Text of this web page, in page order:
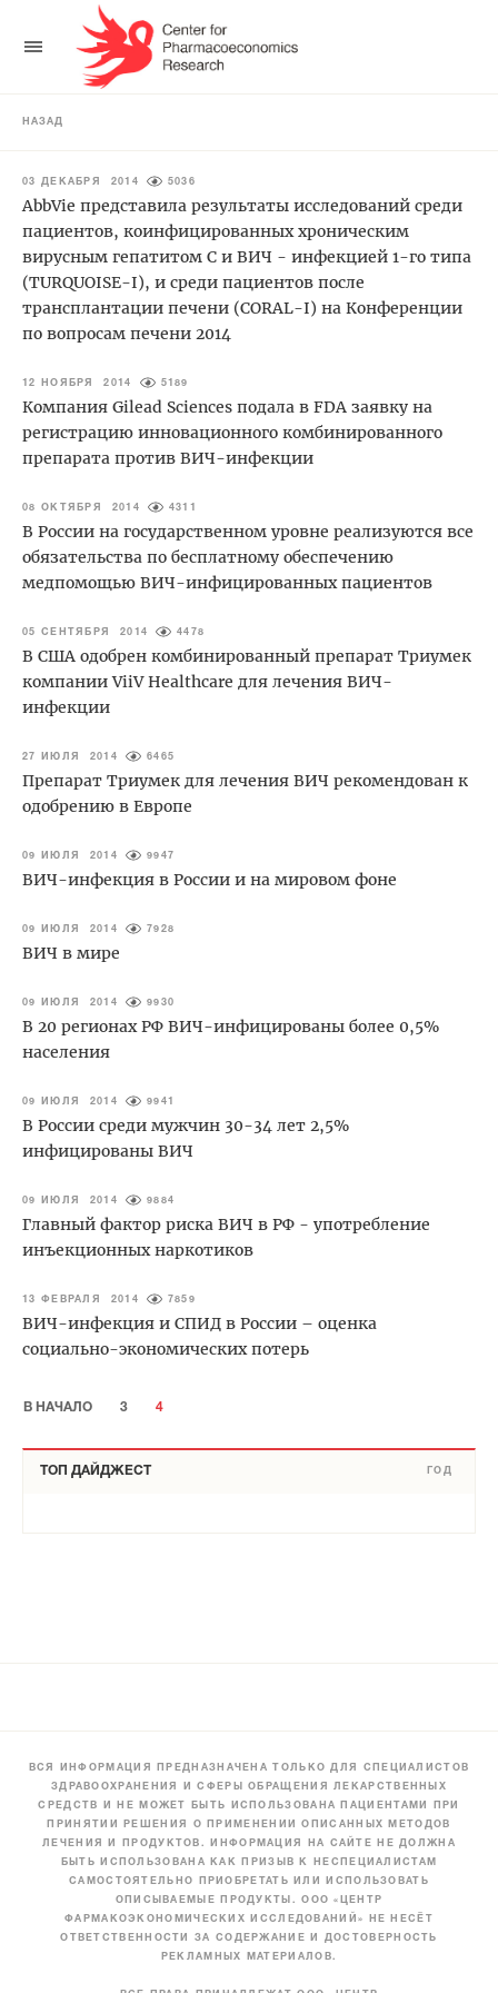
НАЗАД
03 ДЕКАБРЯ 2014 5036
AbbVie представила результаты исследований среди
пациентов, коинфицированных хроническим
вирусным гепатитом С и ВИЧ - инфекцией 1-го типа
(TURQUOISE-I), и среди пациентов после
трансплантации печени (CORAL-I) на Конференции
по вопросам печени 2014
12 НОЯБРЯ 2014 5189
Компания Gilead Sciences подала в FDA заявку на
регистрацию инновационного комбинированного
препарата против ВИЧ-инфекции
08 ОКТЯБРЯ 2014 4311
В России на государственном уровне реализуются все
обязательства по бесплатному обеспечению
медпомощью ВИЧ-инфицированных пациентов
05 СЕНТЯБРЯ 2014 4478
В США одобрен комбинированный препарат Триумек
компании ViiV Healthcare для лечения ВИЧ-
инфекции
27 ИЮЛЯ 2014 6465
Препарат Триумек для лечения ВИЧ рекомендован к
одобрению в Европе
09 ИЮЛЯ 2014 9947
ВИЧ-инфекция в России и на мировом фоне
09 ИЮЛЯ 2014 7928
ВИЧ в мире
09 ИЮЛЯ 2014 9930
В 20 регионах РФ ВИЧ-инфицированы более 0,5%
населения
09 ИЮЛЯ 2014 9941
В России среди мужчин 30-34 лет 2,5%
инфицированы ВИЧ
09 ИЮЛЯ 2014 9884
Главный фактор риска ВИЧ в РФ - употребление
инъекционных наркотиков
13 ФЕВРАЛЯ 2014 7859
ВИЧ-инфекция и СПИД в России – оценка
социально-экономических потерь
В НАЧАЛО 3 4
ТОП ДАЙДЖЕСТ ГОД
ВСЯ ИНФОРМАЦИЯ ПРЕДНАЗНАЧЕНА ТОЛЬКО ДЛЯ СПЕЦИАЛИСТОВ
ЗДРАВООХРАНЕНИЯ И СФЕРЫ ОБРАЩЕНИЯ ЛЕКАРСТВЕННЫХ
СРЕДСТВ И НЕ МОЖЕТ БЫТЬ ИСПОЛЬЗОВАНА ПАЦИЕНТАМИ ПРИ
ПРИНЯТИИ РЕШЕНИЯ О ПРИМЕНЕНИИ ОПИСАННЫХ МЕТОДОВ
ЛЕЧЕНИЯ И ПРОДУКТОВ. ИНФОРМАЦИЯ НА САЙТЕ НЕ ДОЛЖНА
БЫТЬ ИСПОЛЬЗОВАНА КАК ПРИЗЫВ К НЕСПЕЦИАЛИСТАМ
САМОСТОЯТЕЛЬНО ПРИОБРЕТАТЬ ИЛИ ИСПОЛЬЗОВАТЬ
ОПИСЫВАЕМЫЕ ПРОДУКТЫ. ООО «ЦЕНТР
ФАРМАКОЭКОНОМИЧЕСКИХ ИССЛЕДОВАНИЙ» НЕ НЕСЁТ
ОТВЕТСТВЕННОСТИ ЗА СОДЕРЖАНИЕ И ДОСТОВЕРНОСТЬ
РЕКЛАМНЫХ МАТЕРИАЛОВ.